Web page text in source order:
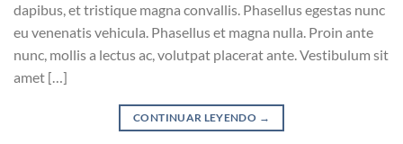
dapibus, et tristique magna convallis. Phasellus egestas nunc
eu venenatis vehicula. Phasellus et magna nulla. Proin ante
nunc, mollis a lectus ac, volutpat placerat ante. Vestibulum sit
amet […]
CONTINUAR LEYENDO →